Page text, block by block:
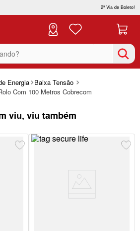
2ª Via de Boleto!
Energia Baixa Tensão
Com 100 Metros Cobrecom
viu, viu também